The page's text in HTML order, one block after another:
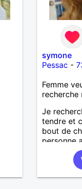
symone
Pessac -
Femme
recherche
Je
tendre et
bout de
personne
et
est
tous les